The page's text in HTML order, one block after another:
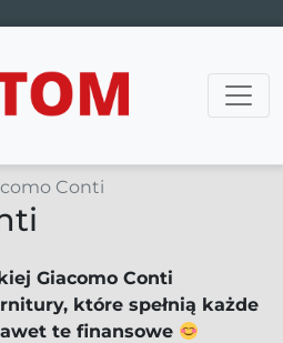
Conti
Giacomo Conti
które spełnią każde
te finansowe